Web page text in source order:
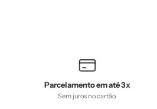
Neutro,
outlet,
SALE-
FINAL,
Parcelamento em até 3x
Sem juros no cartão.